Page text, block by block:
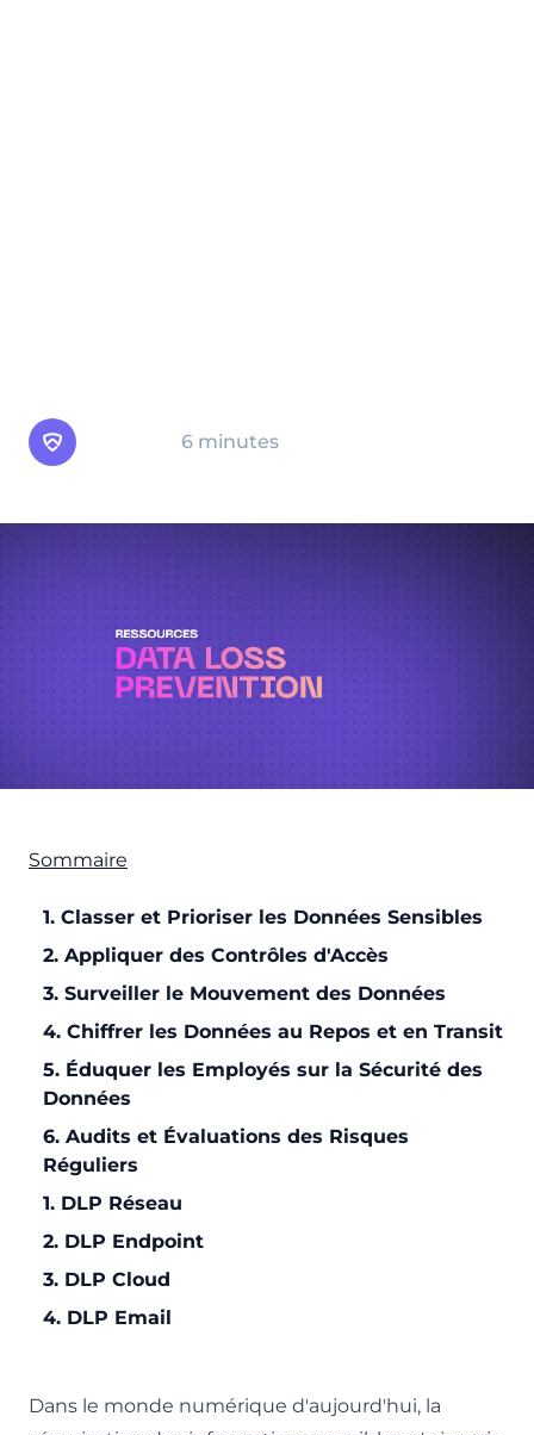
6 minutes
Sommaire
1. Classer et Prioriser les Données Sensibles
2. Appliquer des Contrôles d'Accès
3. Surveiller le Mouvement des Données
4. Chiffrer les Données au Repos et en Transit
5. Éduquer les Employés sur la Sécurité des
Données
6. Audits et Évaluations des Risques
Réguliers
1. DLP Réseau
2. DLP Endpoint
3. DLP Cloud
4. DLP Email
Dans le monde numérique d'aujourd'hui, la